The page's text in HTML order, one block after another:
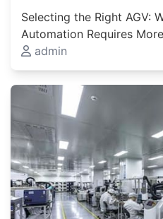
Vehicle
Selecting the Right AGV:
Automation Requires
Vehicle Automated
Autonomous Mobile
admin